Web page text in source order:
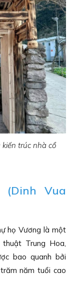
trúc nhà cổ
Vua
họ Vương là một
Trung Hoa,
bao quanh bởi
năm tuổi cao